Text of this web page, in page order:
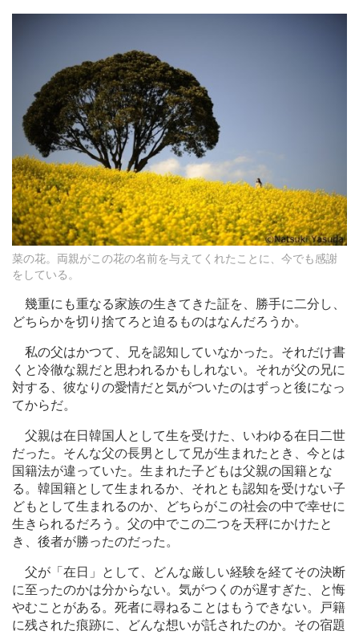
菜の花。両親がこの花の名前を与えてくれたことに、今でも感謝
をしている。
幾重にも重なる家族の生きてきた証を、勝手に二分し、
どちらかを切り捨てろと迫るものはなんだろうか。
私の父はかつて、兄を認知していなかった。それだけ書
くと冷徹な親だと思われるかもしれない。それが父の兄に
対する、彼なりの愛情だと気がついたのはずっと後になっ
てからだ。
父親は在日韓国人として生を受けた、いわゆる在日二世
だった。そんな父の長男として兄が生まれたとき、今とは
国籍法が違っていた。生まれた子どもは父親の国籍とな
る。韓国籍として生まれるか、それとも認知を受けない子
どもとして生まれるのか、どちらがこの社会の中で幸せに
生きられるだろう。父の中でこの二つを天秤にかけたと
き、後者が勝ったのだった。
父が「在日」として、どんな厳しい経験を経てその決断
に至ったのかは分からない。気がつくのが遅すぎた、と悔
やむことがある。死者に尋ねることはもうできない。戸籍
に残された痕跡に、どんな想いが託されたのか。その宿題